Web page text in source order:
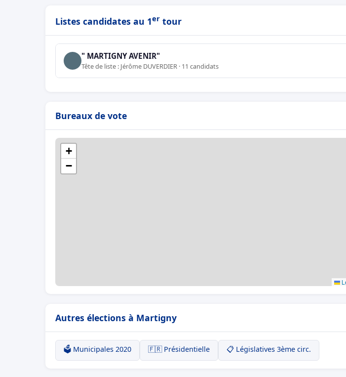
Listes candidates au 1er tour
" MARTIGNY AVENIR"
Tête de liste : Jérôme DUVERDIER · 11 candidats
Bureaux de vote
+
−
Autres élections à Martigny
🗳️ Municipales 2020 🇫🇷 Présidentielle 📋 Législatives 3ème circ.